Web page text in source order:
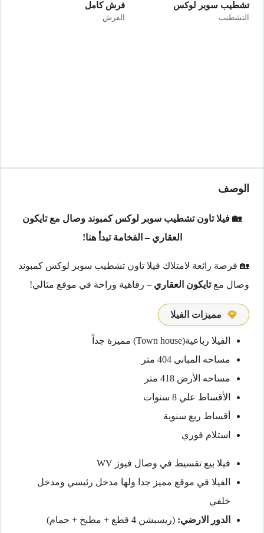
تشطيب سوبر لوكس
التشطيب
فرش كامل
الفرش
الوصف
🏡 فيلا تاون تشطيب سوبر لوكس كمبوند وصال مع تايكون
العقاري – الفخامة تبدأ هنا!
🏡 فرصة رائعة لامتلاك فيلا تاون تشطيب سوبر لوكس كمبوند
وصال معتايكون العقاري – رفاهية وراحة في موقع مثالي!
مميزات الفيلا
الفيلا رباعية(Town house) مميزة جداً
مساحه المبانى 404 متر
مساحه الأرض 418 متر
الأقساط علي 8 سنوات
أقساط ربع سنوية
استلام فوري
فيلا بيع تقسيط في وصال فيوز WV
الفيلا في موقع مميز جدا ولها مدخل رئيسي ومدخل
خلفي
الدور الارضي:
(ريسبشن 4 قطع + مطبخ + حمام)